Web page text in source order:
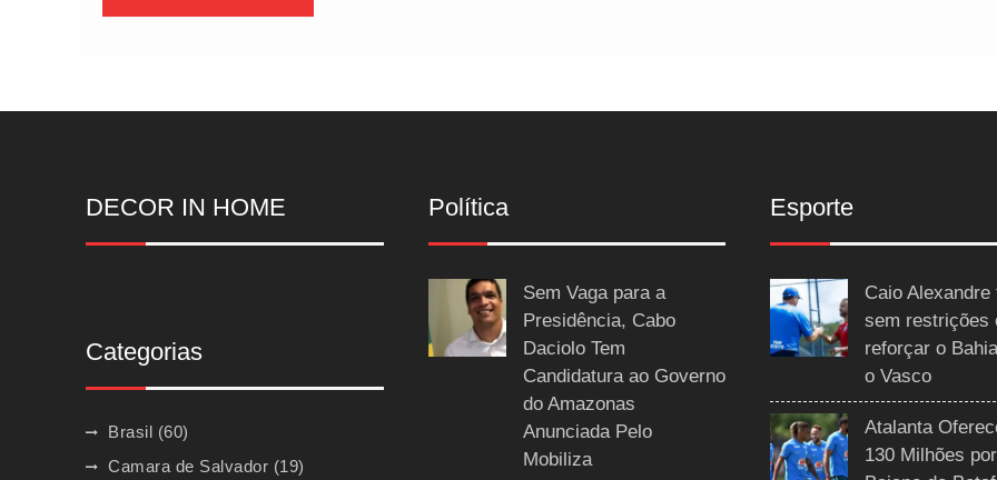
DECOR IN HOME
Categorias
Brasil (60)
Camara de Salvador (19)
Política
Sem Vaga para a
Presidência, Cabo
Daciolo Tem
Candidatura ao Governo
do Amazonas
Anunciada Pelo
Mobiliza
Esporte
Caio Alexandre
sem restrições
reforçar o
o Vasco
Atalanta
130 Milhões